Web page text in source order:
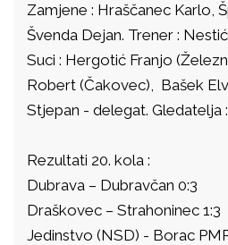
Zamjene : Hraščanec Karlo,
Švenda Dejan. Trener :
Suci : Hergotić Franjo
Robert (Čakovec), Bašek
Stjepan - delegat. Gledatelja
Rezultati 20. kola :
Dubrava – Dubravčan 0:3
Draškovec – Strahoninec 1:3
Jedinstvo (NSD) - Borac